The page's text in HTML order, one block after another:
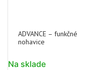
ADVANCE – funkčné
nohavice
Na sklade